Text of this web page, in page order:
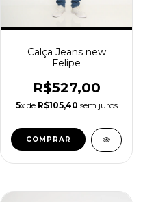
Calça Jeans new
Felipe
R$527,00
5x de R$105,40 sem juros
COMPRAR